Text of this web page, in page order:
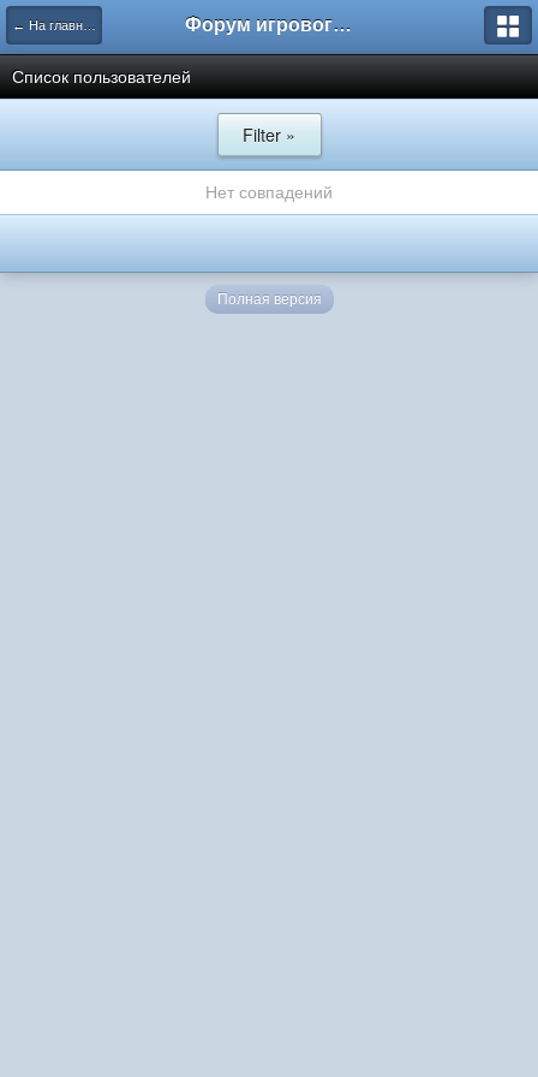
← На главную Форум игрового проекта Riverrise
Список пользователей
Filter »
Нет совпадений
Полная версия